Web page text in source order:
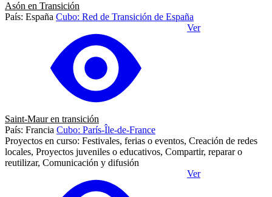
Asón en Transición
País: España Cubo: Red de Transición de España
Ver
Saint-Maur en transición
País: Francia Cubo: París-Île-de-France
Proyectos en curso: Festivales, ferias o eventos, Creación de redes
locales, Proyectos juveniles o educativos, Compartir, reparar o
reutilizar, Comunicación y difusión
Ver